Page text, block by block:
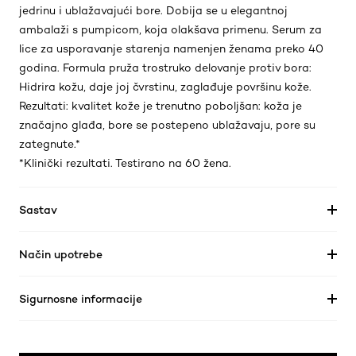
jedrinu i ublažavajući bore. Dobija se u elegantnoj
ambalaži s pumpicom, koja olakšava primenu. Serum za
lice za usporavanje starenja namenjen ženama preko 40
godina. Formula pruža trostruko delovanje protiv bora:
Hidrira kožu, daje joj čvrstinu, zaglađuje površinu kože.
Rezultati: kvalitet kože je trenutno poboljšan: koža je
značajno glađa, bore se postepeno ublažavaju, pore su
zategnute.*
*Klinički rezultati. Testirano na 60 žena.
Sastav
Način upotrebe
Sigurnosne informacije